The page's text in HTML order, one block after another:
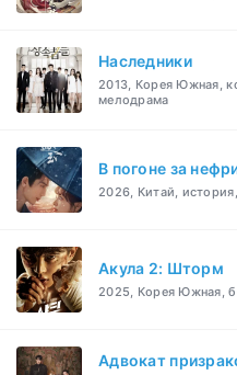
Наследники
2013, Корея Южная,
мелодрама
В погоне за
2026, Китай,
Акула 2: Шторм
2025, Корея Южная,
Адвокат